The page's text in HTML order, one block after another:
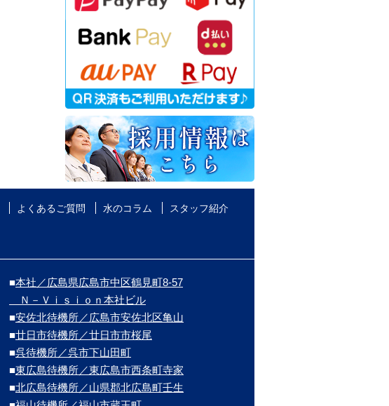
よくあるご質問 水のコラム
スタッフ紹介
■本社／広島県広島市中区鶴見町8-57
Ｎ－Ｖｉｓｉｏｎ本社ビル
■安佐北待機所／広島市安佐北区亀山
■廿日市待機所／廿日市市桜尾
■呉待機所／呉市下山田町
■東広島待機所／東広島市西条町寺家
■北広島待機所／山県郡北広島町壬生